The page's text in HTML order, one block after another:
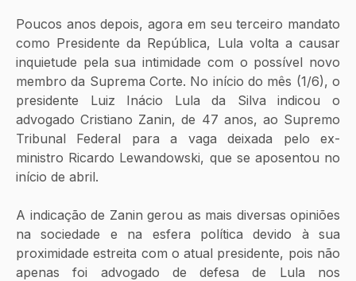
Poucos anos depois, agora em seu terceiro mandato
como Presidente da República, Lula volta a causar
inquietude pela sua intimidade com o possível novo
membro da Suprema Corte. No início do mês (1/6), o
presidente Luiz Inácio Lula da Silva indicou o
advogado Cristiano Zanin, de 47 anos, ao Supremo
Tribunal Federal para a vaga deixada pelo ex-
ministro Ricardo Lewandowski, que se aposentou no
início de abril.
A indicação de Zanin gerou as mais diversas opiniões
na sociedade e na esfera política devido à sua
proximidade estreita com o atual presidente, pois não
apenas foi advogado de defesa de Lula nos